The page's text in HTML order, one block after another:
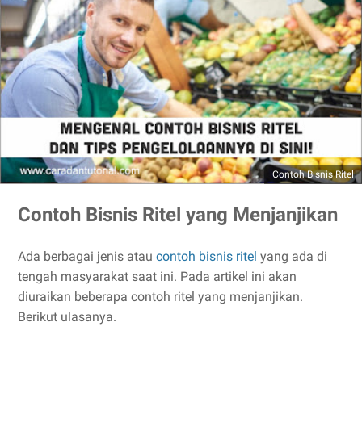
Contoh Bisnis Ritel
Contoh Bisnis Ritel yang Menjanjikan
Ada berbagai jenis atau contoh bisnis ritel yang ada di
tengah masyarakat saat ini. Pada artikel ini akan
diuraikan beberapa contoh ritel yang menjanjikan.
Berikut ulasanya.